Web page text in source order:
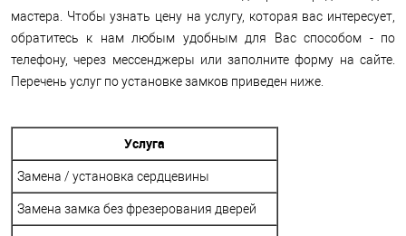
мастера. Чтобы узнать цену на услугу, которая вас интересует,
обратитесь к нам любым удобным для Вас способом - по
телефону, через мессенджеры или заполните форму на сайте.
Перечень услуг по установке замков приведен ниже.
Услуга
Замена / установка сердцевины
Замена замка без фрезерования дверей